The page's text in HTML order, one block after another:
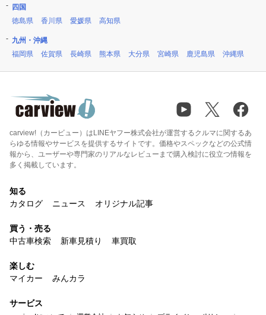
四国
徳島県
香川県 愛媛県 高知県
九州・沖縄
福岡県
佐賀県 長崎県 熊本県 大分県 宮崎県 鹿児島県 沖縄県
carview!（カービュー）はLINEヤフー株式会社が運営するクルマに関するあ
らゆる情報やサービスを提供するサイトです。価格やスペックなどの公式情
報から、ユーザーや専門家のリアルなレビューまで購入検討に役立つ情報を
多く掲載しています。
知る
カタログ
ニュース オリジナル記事
買う・売る
中古車検索
新車見積り 車買取
楽しむ
マイカー
みんカラ
サービス